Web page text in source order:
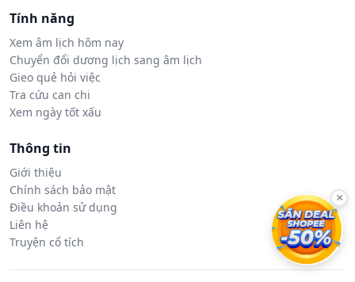
Tính năng
Xem âm lịch hôm nay
Chuyển đổi dương lịch sang âm lịch
Gieo quẻ hỏi việc
Tra cứu can chi
Xem ngày tốt xấu
Thông tin
Giới thiệu
Chính sách bảo mật
Điều khoản sử dụng
Liên hệ
Truyện cổ tích
×